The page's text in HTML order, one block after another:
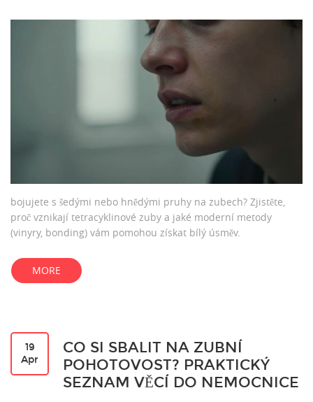
bojujete s šedými nebo hnědými pruhy na zubech? Zjistěte,
proč vznikají tetracyklinové zuby a jaké moderní metody
(vinyry, bonding) vám pomohou získat bílý úsměv.
MORE
19
Apr
CO SI SBALIT NA ZUBNÍ
POHOTOVOST? PRAKTICKÝ
SEZNAM VĚCÍ DO NEMOCNICE